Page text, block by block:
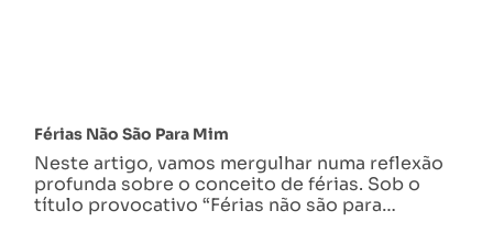
Férias Não São Para Mim
Neste artigo, vamos mergulhar numa reflexão
profunda sobre o conceito de férias. Sob o
título provocativo “Férias não são para…